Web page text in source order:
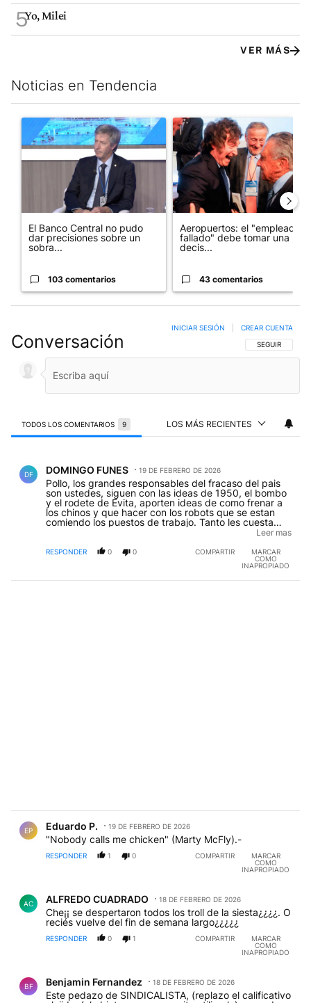
5Yo, Milei
VER MÁS
Noticias en Tendencia
Este listado muestra los artículos con más comentarios en los
Un artículo de tendencia con el título "El Banco Central no
El Banco Central no pudo
dar precisiones sobre un
sobra...
103 comentarios
Un artículo de tendencia con
Aeropuertos: el "empleado
fallado" debe tomar una
decis...
43 comentarios
Conversación SIGA ESTA
SEGUIR
INICIAR SESIÓN CREAR CUENTA
TODOS LOS COMENTARIOS 9 LOS MÁS RECIENTES
DF DOMINGO FUNES 19 DE FEBRERO DE 2026
Pollo, los grandes responsables del fracaso del pais
son ustedes, siguen con las ideas de 1950, el bombo
y el rodete de Evita, aporten ideas de como frenar a
los chinos y que hacer con los robots que se estan
comiendo los puestos de trabajo. Tanto les cuesta
darse cuenta que con los Mayans, las Di Tullio, las
va para bien ? pasamos un cuarto del siglo 21 y dale
con lo mismo, miremos los paises que avanzan, a los
Madanes la comida les seguira sobrando pero a los
920 los condenaron a la pobreza por un conflicto que
Leer mas
RESPONDER 0 0 COMPARTIR
MARCAR
COMO
INAPROPIADO
EP Eduardo P. 19 DE FEBRERO DE 2026
"Nobody calls me chicken" (Marty McFly).-
RESPONDER 1 0 COMPARTIR
MARCAR
COMO
INAPROPIADO
AC ALFREDO CUADRADO 18 DE FEBRERO DE 2026
Che¡¡ se despertaron todos los troll de la siesta¿¿¿¿. O
reciés vuelve del fin de semana largo¿¿¿¿¿
RESPONDER 0 1 COMPARTIR
MARCAR
COMO
INAPROPIADO
BF Benjamin Fernandez 18 DE FEBRERO DE 2026
Este pedazo de SINDICALISTA, (replazo el calificativo